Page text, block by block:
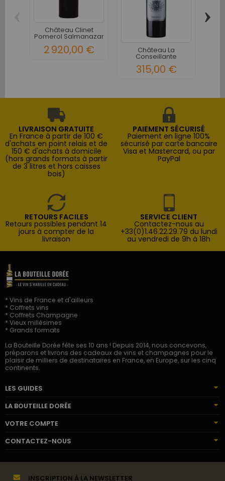
Château Clinet
Pomerol Salmanazar
2 920,00 € Château La
Conseillante
315,00 €
›
LIVRAISON GRATUITE
En France à partir de 100 €
d'achats en point relais et de
150 € d'achats à domicile
(hors grands formats à partir
de 3 litres et hors caisses
bois)
PAIEMENT SÉCURISÉ
Paiement en ligne 100%
sécurisé par carte bancaire
Visa et Mastercard, ou par
PayPal
RETOURS FACILES
Retours possibles pendant 14
jours à compter de la
livraison
SERVICE CLIENT
Contactez-nous au
+33(0)1.46.22.29.79 du lundi
au vendredi de 9h à 18h
* Vins de France et d'ailleurs
* Coffrets vins
* Coffrets Champagne
* Vieux millésimes
* Grands formats
La Bouteille Dorée fête ses 10 ans ! Depuis 2014, nous concevons,
préparons et livrons des cadeaux de vins et champagnes pour le
plaisir de milliers de destinataires en France, en Europe, sur les cinq
continents.
LES GUIDES
LA BOUTEILLE DORÉE
VOTRE COMPTE
CONTACTEZ-NOUS
INSCRIPTION À LA NEWSLETTER